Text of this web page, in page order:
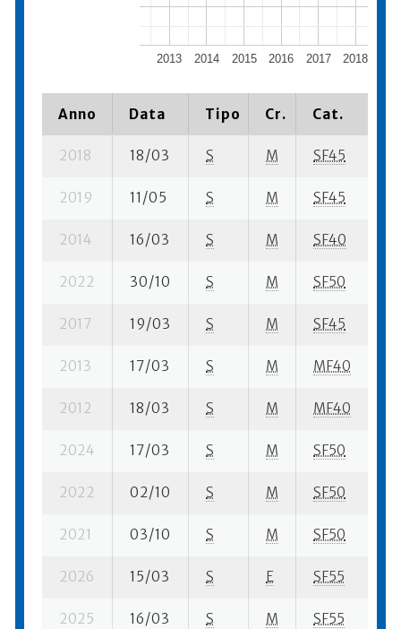
2013 2014 2015 2016 2017 2018
Anno Data Tipo Cr. Cat.
2018 18/03 S M SF45
2019 11/05 S M SF45
2014 16/03 S M SF40
2022 30/10 S M SF50
2017 19/03 S M SF45
2013 17/03 S M MF40
2012 18/03 S M MF40
2024 17/03 S M SF50
2022 02/10 S M SF50
2021 03/10 S M SF50
2026 15/03 S E SF55
2025 16/03 S M SF55